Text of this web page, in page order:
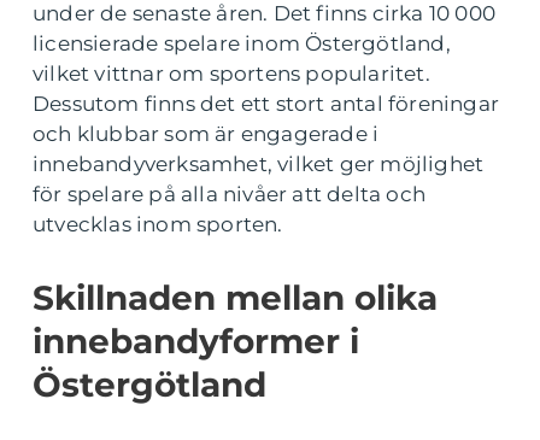
under de senaste åren. Det finns cirka 10 000
licensierade spelare inom Östergötland,
vilket vittnar om sportens popularitet.
Dessutom finns det ett stort antal föreningar
och klubbar som är engagerade i
innebandyverksamhet, vilket ger möjlighet
för spelare på alla nivåer att delta och
utvecklas inom sporten.
Skillnaden mellan olika
innebandyformer i
Östergötland